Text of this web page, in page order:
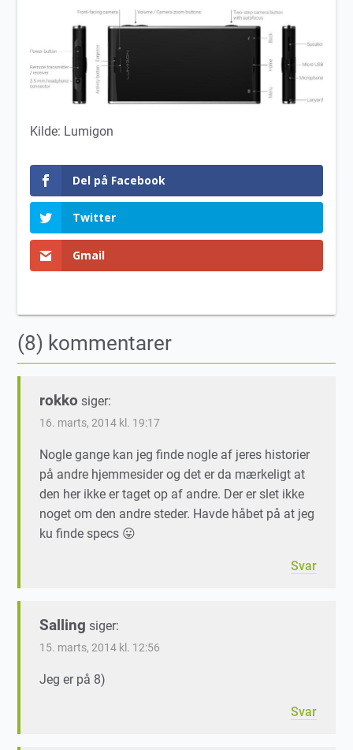
Kilde: Lumigon
Del på Facebook
Twitter
Gmail
(8) kommentarer
rokko siger:
16. marts, 2014 kl. 19:17
Nogle gange kan jeg finde nogle af jeres historier
på andre hjemmesider og det er da mærkeligt at
den her ikke er taget op af andre. Der er slet ikke
noget om den andre steder. Havde håbet på at jeg
ku finde specs 😛
Svar
Salling siger:
15. marts, 2014 kl. 12:56
Jeg er på 8)
Svar